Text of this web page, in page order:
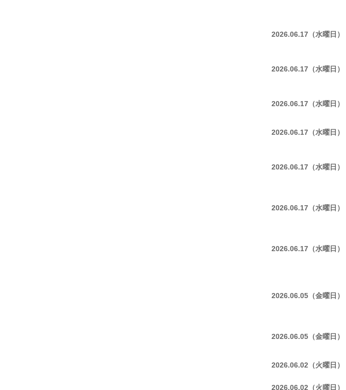
2026.06.17（水曜日）
2026.06.17（水曜日）
2026.06.17（水曜日）
2026.06.17（水曜日）
2026.06.17（水曜日）
2026.06.17（水曜日）
2026.06.17（水曜日）
2026.06.05（金曜日）
2026.06.05（金曜日）
2026.06.02（火曜日）
2026.06.02（火曜日）